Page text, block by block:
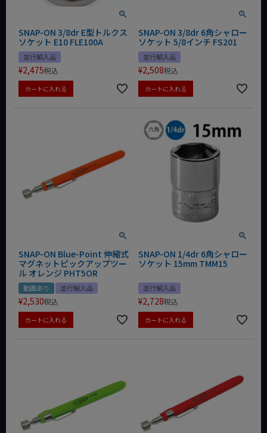
SNAP-ON 3/8dr E型トルクス
ソケット E10 FLE100A
並行輸入品
¥2,475税込
カートに入れる
SNAP-ON 3/8dr 6角シャロー
ソケット 5/8インチ FS201
並行輸入品
¥2,508税込
カートに入れる
SNAP-ON Blue-Point 伸縮式
マグネットピックアップツー
ル オレンジ PHT5OR
動画あり 並行輸入品
¥2,530税込
カートに入れる
SNAP-ON 1/4dr 6角シャロー
ソケット 15mm TMM15
並行輸入品
¥2,728税込
カートに入れる